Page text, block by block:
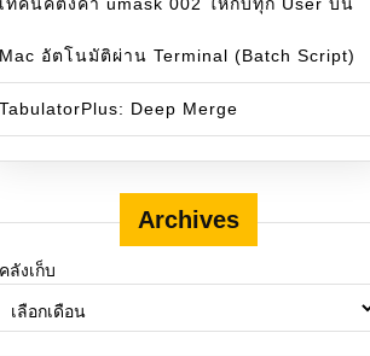
Mac อัตโนมัติผ่าน Terminal (Batch Script)
TabulatorPlus: Deep Merge
Archives
คลังเก็บ